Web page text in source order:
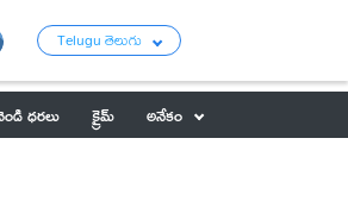
Telugu తెలుగు
ధరలు క్రైమ్
అనేకం